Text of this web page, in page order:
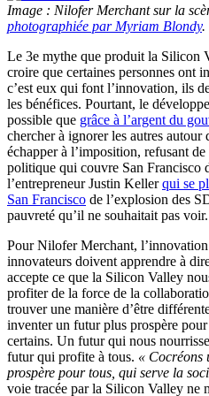
Image : Nilofer Merchant sur la
photographiée par Myriam Blondy.
Le 3e mythe que produit la Silicon
croire que certaines personnes ont
c’est eux qui font l’innovation, ils
les bénéfices. Pourtant, le
possible que grâce à l’argent du
chercher à ignorer les autres autour
échapper à l’imposition, refusant
politique qui couvre San Francisco
l’entrepreneur Justin Kellerqui se
San Francisco de l’explosion des
pauvreté qu’il ne souhaitait pas voir.
Pour Nilofer Merchant,
innovateurs doivent apprendre à
accepte ce que la Silicon Valley
profiter de la force de la
trouver une manière d’être
inventer un futur plus prospère
certains. Un futur qui nous
futur qui profite à tous. « Cocréons
prospère pour tous, qui serve la
voie tracée par la Silicon Valley ne